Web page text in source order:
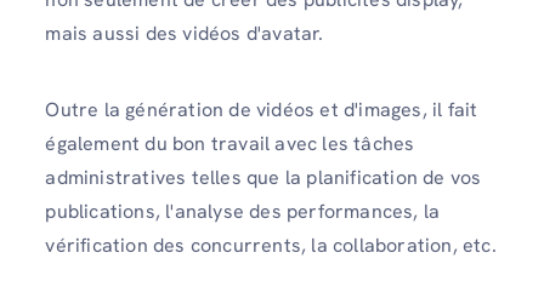
mais aussi des vidéos d'avatar.
Outre la génération de vidéos et d'images, il fait
également du bon travail avec les tâches
administratives telles que la planification de vos
publications, l'analyse des performances, la
vérification des concurrents, la collaboration, etc.